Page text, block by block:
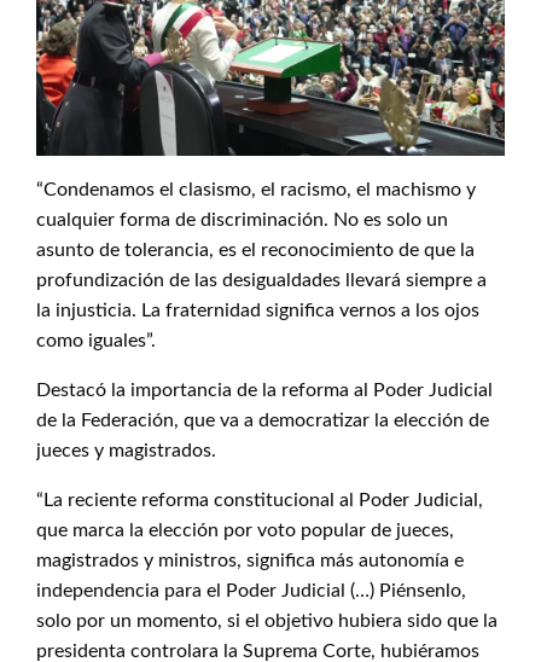
“Condenamos el clasismo, el racismo, el machismo y
cualquier forma de discriminación. No es solo un
asunto de tolerancia, es el reconocimiento de que la
profundización de las desigualdades llevará siempre a
la injusticia. La fraternidad significa vernos a los ojos
como iguales”.
Destacó la importancia de la reforma al Poder Judicial
de la Federación, que va a democratizar la elección de
jueces y magistrados.
“La reciente reforma constitucional al Poder Judicial,
que marca la elección por voto popular de jueces,
magistrados y ministros, significa más autonomía e
independencia para el Poder Judicial (…) Piénsenlo,
solo por un momento, si el objetivo hubiera sido que la
presidenta controlara la Suprema Corte, hubiéramos